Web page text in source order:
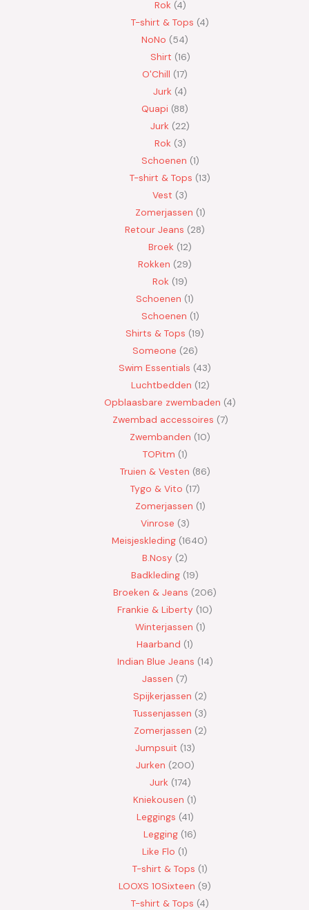
Rok 4
T-shirt & Tops 4
NoNo
54
Shirt 16
O'Chill 17
Jurk 4
Quapi 88
Jurk
22
Rok 3
Schoenen 1
T-shirt & Tops 13
Vest
3
Zomerjassen 1
Retour Jeans
28
Broek 12
Rokken
29
Rok 19
Schoenen 1
Schoenen 1
Shirts & Tops 19
Someone 26
Swim Essentials 43
Luchtbedden 12
Opblaasbare zwembaden 4
Zwembad accessoires 7
Zwembanden 10
TOPitm 1
Truien & Vesten 86
Tygo & Vito 17
Zomerjassen 1
Vinrose 3
Meisjeskleding 1640
B.Nosy
2
Badkleding 19
Broeken & Jeans
206
Frankie & Liberty 10
Winterjassen 1
Haarband 1
Indian Blue Jeans 14
Jassen 7
Spijkerjassen
2
Tussenjassen
3
Zomerjassen 2
Jumpsuit 13
Jurken 200
Jurk 174
Kniekousen 1
Leggings 41
Legging 16
Like Flo 1
T-shirt & Tops 1
LOOXS 10Sixteen
9
T-shirt & Tops 4